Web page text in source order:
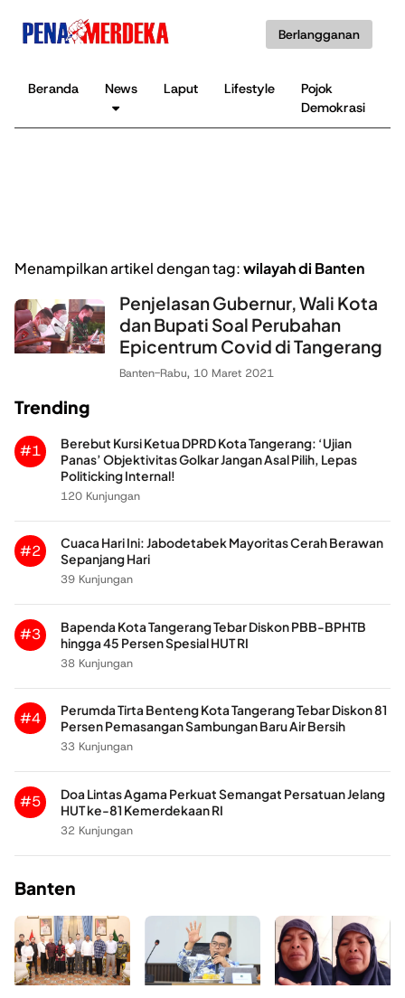
Berlangganan
Beranda News Laput Lifestyle
Pojok
Demokrasi
Menampilkan artikel dengan tag:wilayah di Banten
Penjelasan Gubernur, Wali Kota
dan Bupati Soal Perubahan
Epicentrum Covid di Tangerang
Banten-Rabu, 10 Maret 2021
Trending
#1
Berebut Kursi Ketua DPRD Kota Tangerang: ‘Ujian
Panas’ Objektivitas Golkar Jangan Asal Pilih, Lepas
Politicking Internal!
120 Kunjungan
#2
Cuaca Hari Ini: Jabodetabek Mayoritas Cerah Berawan
Sepanjang Hari
39 Kunjungan
#3
Bapenda Kota Tangerang Tebar Diskon PBB-BPHTB
hingga 45 Persen Spesial HUT RI
38 Kunjungan
#4
Perumda Tirta Benteng Kota Tangerang Tebar Diskon 81
Persen Pemasangan Sambungan Baru Air Bersih
33 Kunjungan
#5
Doa Lintas Agama Perkuat Semangat Persatuan Jelang
HUT ke-81 Kemerdekaan RI
32 Kunjungan
Banten